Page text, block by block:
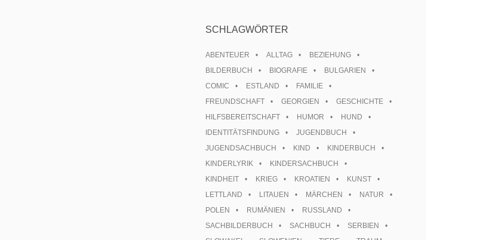
SCHLAGWÖRTER
ABENTEUER ALLTAG
BEZIEHUNG
BILDERBUCH
BIOGRAFIE
BULGARIEN
COMIC
ESTLAND
FAMILIE
FREUNDSCHAFT
GEORGIEN
GESCHICHTE
HILFSBEREITSCHAFT
HUMOR
HUND
IDENTITÄTSFINDUNG
JUGENDBUCH
JUGENDSACHBUCH
KIND
KINDERBUCH
KINDERLYRIK
KINDERSACHBUCH
KINDHEIT
KRIEG KROATIEN
KUNST
LETTLAND
LITAUEN MÄRCHEN
NATUR
POLEN
RUMÄNIEN
RUSSLAND
SACHBILDERBUCH
SACHBUCH
SERBIEN